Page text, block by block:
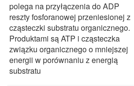
polega na przyłączenia do ADP
reszty fosforanowej przeniesionej z
cząsteczki substratu organicznego.
Produktami są ATP i cząsteczka
związku organicznego o mniejszej
energii w porównaniu z energią
substratu